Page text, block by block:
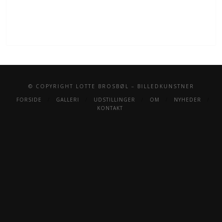
© COPYRIGHT LOTTE BROSBØL – BILLEDKUNSTNER
FORSIDE
GALLERI UDSTILLINGER OM
NYHEDER
KONTAKT